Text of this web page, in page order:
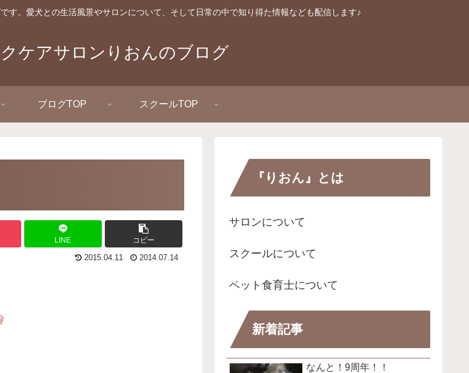
す。愛犬との生活風景やサロンについて、そして日常の中で知り得た情報なども配信します♪
ケアサロンりおんのブログ
ブログTOP スクールTOP
LINE コピー
2015.04.11 2014.07.14
『りおん』とは
サロンについて
スクールについて
ペット食育士について
新着記事
なんと！9周年！！